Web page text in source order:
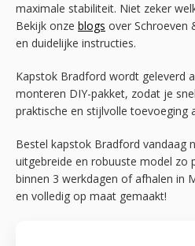
maximale stabiliteit. Niet zeker
Bekijk onze blogs over Schroeven
en duidelijke instructies.
Kapstok Bradford wordt geleverd
monteren DIY-pakket, zodat je
praktische en stijlvolle toevoeging
Bestel kapstok Bradford vandaag
uitgebreide en robuuste model zo
binnen 3 werkdagen of afhalen in
en volledig op maat gemaakt!